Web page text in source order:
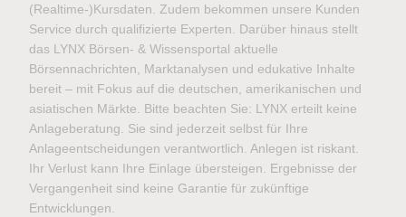
(Realtime-)Kursdaten. Zudem bekommen unsere Kunden
Service durch qualifizierte Experten. Darüber hinaus stellt
das LYNX Börsen- & Wissensportal aktuelle
Börsennachrichten, Marktanalysen und edukative Inhalte
bereit – mit Fokus auf die deutschen, amerikanischen und
asiatischen Märkte. Bitte beachten Sie: LYNX erteilt keine
Anlageberatung. Sie sind jederzeit selbst für Ihre
Anlageentscheidungen verantwortlich. Anlegen ist riskant.
Ihr Verlust kann Ihre Einlage übersteigen. Ergebnisse der
Vergangenheit sind keine Garantie für zukünftige
Entwicklungen.